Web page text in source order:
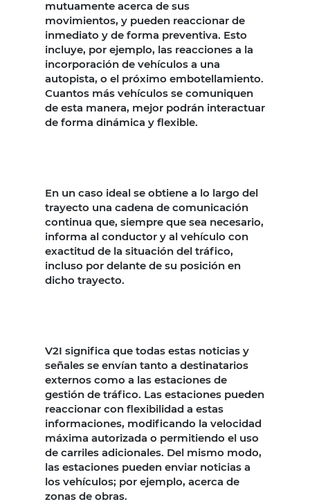
mutuamente acerca de sus
movimientos, y pueden reaccionar de
inmediato y de forma preventiva. Esto
incluye, por ejemplo, las reacciones a la
incorporación de vehículos a una
autopista, o el próximo embotellamiento.
Cuantos más vehículos se comuniquen
de esta manera, mejor podrán interactuar
de forma dinámica y flexible.
En un caso ideal se obtiene a lo largo del
trayecto una cadena de comunicación
continua que, siempre que sea necesario,
informa al conductor y al vehículo con
exactitud de la situación del tráfico,
incluso por delante de su posición en
dicho trayecto.
V2I significa que todas estas noticias y
señales se envían tanto a destinatarios
externos como a las estaciones de
gestión de tráfico. Las estaciones pueden
reaccionar con flexibilidad a estas
informaciones, modificando la velocidad
máxima autorizada o permitiendo el uso
de carriles adicionales. Del mismo modo,
las estaciones pueden enviar noticias a
los vehículos; por ejemplo, acerca de
zonas de obras.